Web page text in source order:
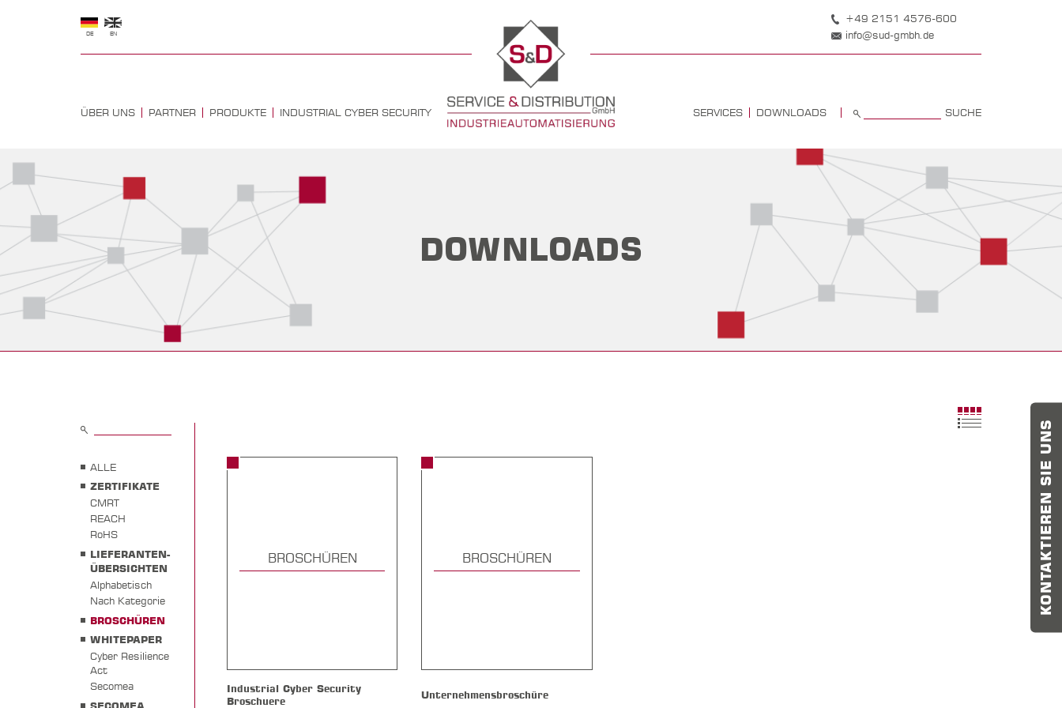
DE EN
+49 2151 4576-600
info@sud-gmbh.de
ÜBER UNS PARTNER PRODUKTE INDUSTRIAL CYBER SECURITY SERVICES DOWNLOADS SUCHE
DOWNLOADS
ALLE
ZERTIFIKATE
CMRT
REACH
RoHS
LIEFERANTEN-
ÜBERSICHTEN
Alphabetisch
Nach Kategorie
BROSCHÜREN
WHITEPAPER
Cyber Resilience
Act
Secomea
BROSCHÜREN
Industrial Cyber Security
Broschuere
BROSCHÜREN
Unternehmensbroschüre
KONTAKTIEREN SIE UNS